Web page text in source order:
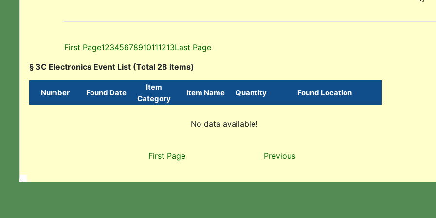
First Page12345678910111213Last Page
§ 3C Electronics Event List (Total 28 items)
Number Found Date
Item
Category
Item Name Quantity Found Location
No data available!
First Page Previous